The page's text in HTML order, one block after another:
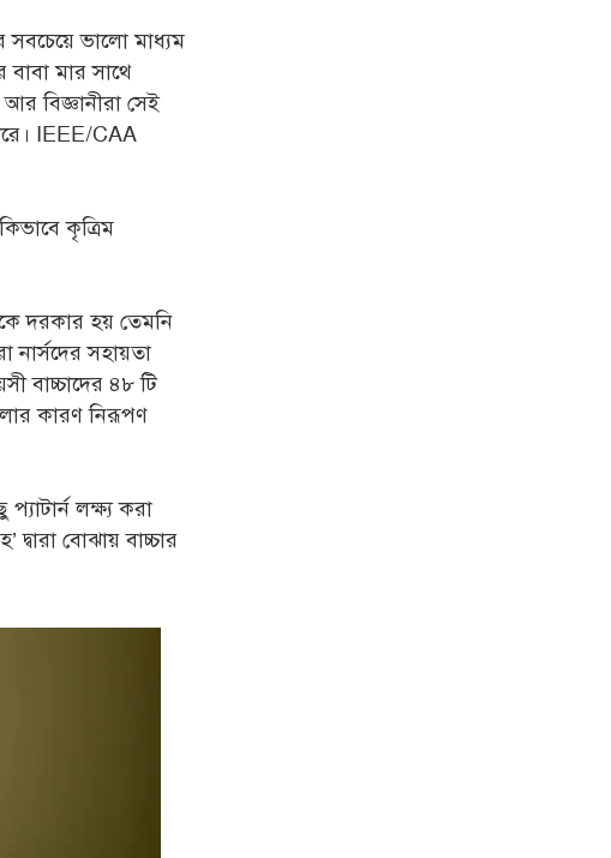
ভালো মাধ্যম
মার সাথে
বিজ্ঞানীরা সেই
IEEE/CAA
কৃত্রিম
দরকার হয় তেমনি
নার্সদের সহায়তা
বাচ্চাদের ৪৮ টি
কারণ নিরূপণ
লক্ষ্য করা
দ্বারা বোঝায় বাচ্চার